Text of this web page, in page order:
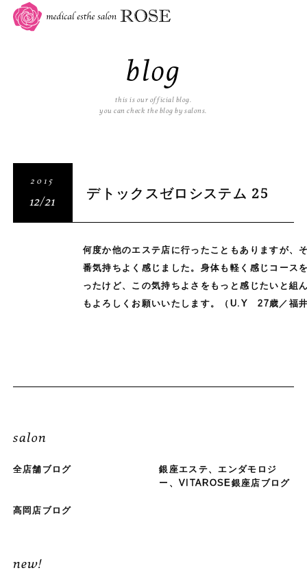
blog
this is our official blog.
you can check the blog by salons.
2015
12/21 デトックスゼロシステム 25
何度か他のエステ店に行ったこともありますが、
番気持ちよく感じました。身体も軽く感じコース
ったけど、この気持ちよさをもっと感じたいと組
もよろしくお願いいたします。
（U.Y 27歳／福
salon
全店舗ブログ
銀座エステ、エンダモロジ
ー、VITAROSE銀座店ブログ
高岡店ブログ
new!